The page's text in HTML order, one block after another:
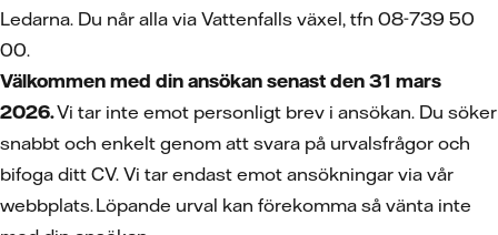
Ledarna. Du når alla via Vattenfalls växel, tfn 08-739 50
00.
Välkommen med din ansökan senast den 31 mars
2026.Vi tar inte emot personligt brev i ansökan. Du söker
snabbt och enkelt genom att svara på urvalsfrågor och
bifoga ditt CV. Vi tar endast emot ansökningar via vår
webbplats. Löpande urval kan förekomma så vänta inte